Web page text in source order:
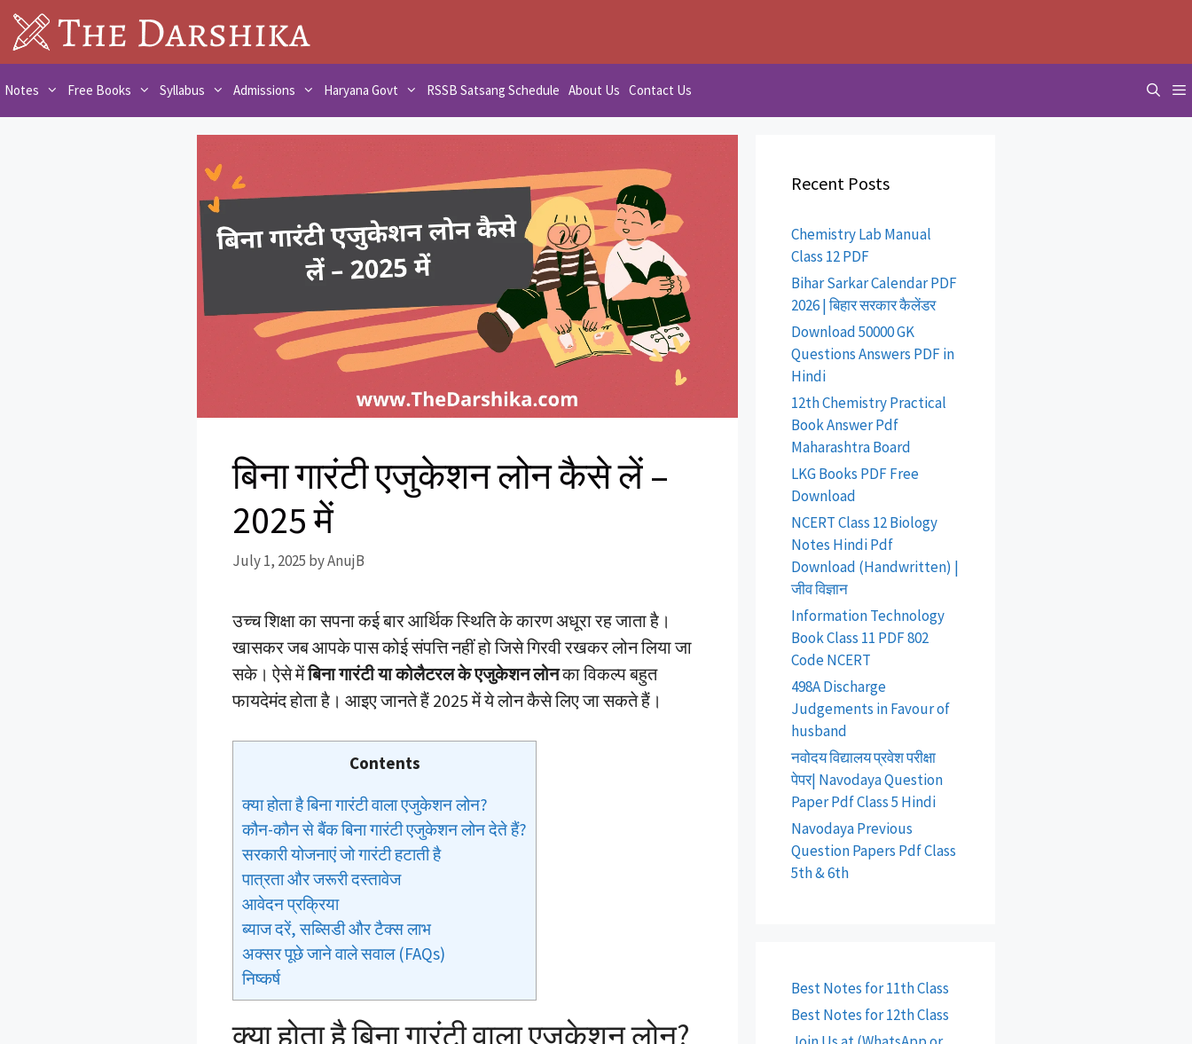
Skip
to
content
Notes Free Books Syllabus Admissions Haryana Govt RSSB Satsang Schedule About Us Contact Us
बिना गारंटी एजुकेशन लोन कैसे लें –
2025 में
July 1, 2025 byAnujB
उच्च शिक्षा का सपना कई बार आर्थिक स्थिति के कारण अधूरा रह जाता है।
खासकर जब आपके पास कोई संपत्ति नहीं हो जिसे गिरवी रखकर लोन लिया जा
सके। ऐसे मेंबिना गारंटी या कोलैटरल के एजुकेशन लोनका विकल्प बहुत
फायदेमंद होता है। आइए जानते हैं 2025 में ये लोन कैसे लिए जा सकते हैं।
Contents
क्या होता है बिना गारंटी वाला एजुकेशन लोन?
कौन-कौन से बैंक बिना गारंटी एजुकेशन लोन देते हैं?
सरकारी योजनाएं जो गारंटी हटाती है
पात्रता और जरूरी दस्तावेज
आवेदन प्रक्रिया
ब्याज दरें, सब्सिडी और टैक्स लाभ
अक्सर पूछे जाने वाले सवाल (FAQs)
निष्कर्ष
क्या होता है बिना गारंटी वाला एजुकेशन लोन?
Recent Posts
Chemistry Lab Manual
Class 12 PDF
Bihar Sarkar Calendar PDF
2026 | बिहार सरकार कैलेंडर
Download 50000 GK
Questions Answers PDF in
Hindi
12th Chemistry Practical
Book Answer Pdf
Maharashtra Board
LKG Books PDF Free
Download
NCERT Class 12 Biology
Notes Hindi Pdf
Download (Handwritten) |
जीव विज्ञान
Information Technology
Book Class 11 PDF 802
Code NCERT
498A Discharge
Judgements in Favour of
husband
नवोदय विद्यालय प्रवेश परीक्षा
पेपर| Navodaya Question
Paper Pdf Class 5 Hindi
Navodaya Previous
Question Papers Pdf Class
5th & 6th
Best Notes for 11th Class
Best Notes for 12th Class